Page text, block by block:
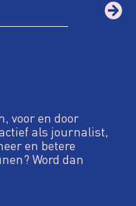
voor en door
als journalist,
en betere
Word dan